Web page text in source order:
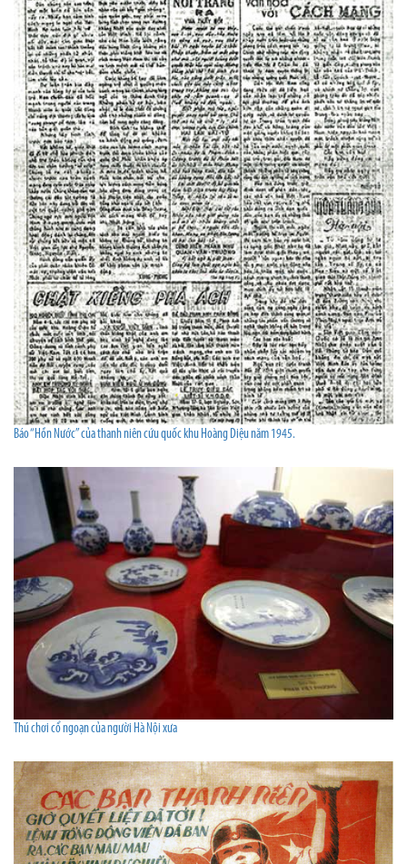
Báo “Hồn Nước” của thanh niên cứu quốc khu Hoàng Diệu năm 1945.
Thú chơi cổ ngoạn của người Hà Nội xưa